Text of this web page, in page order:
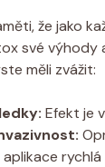
že jako
své výhody
měli zvážit:
Efekt je
aplikace